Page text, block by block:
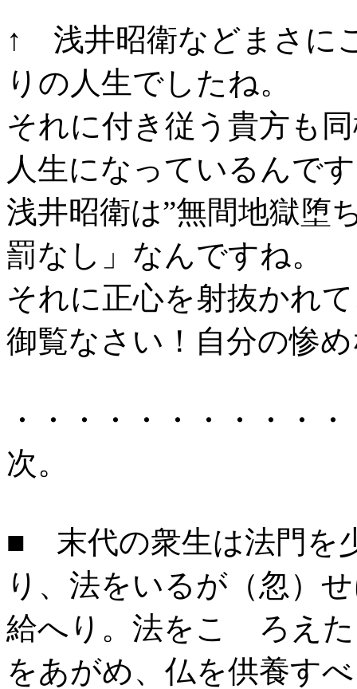
↑ 浅井昭衛などまさに
りの人生でしたね。
それに付き従う貴方も
人生になっているんで
浅井昭衛は”無間地獄堕
罰なし」なんですね。
それに正心を射抜かれ
御覧なさい！自分の惨
・・・・・・・・・・
次。
■ 末代の衆生は法門を
り、法をいるが（忽）
給へり。法をこゝろえ
をあがめ、仏を供養す